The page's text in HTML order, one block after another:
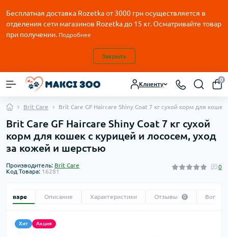
Бесплатная доставка Rozetka от3000 грн осуществляется в
отделения сети магазинов Rozetka до 15 кг. Осматривайте товар
при получении. Подробнее
Закрыть
Клиенту
0
Brit Care Brit Care GF Haircare Shiny Coat 7 кг сухой корм для
Brit Care GF Haircare Shiny Coat 7 кг сухой
корм для кошек c курицей и лососем, уход
за кожей и шерстью
Производитель: Brit Care
Код Товара: 16281
0
товаре Описание Характеристики Отзывы 0
Хит Акция